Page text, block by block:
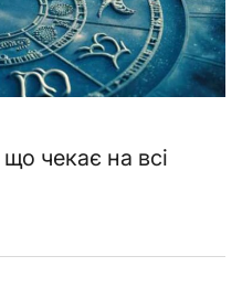
чекає на всі